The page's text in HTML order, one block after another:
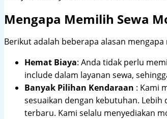
Mengapa Memilih Sewa
Berikut adalah beberapa alasan
Hemat Biaya: Anda tidak perlu
include dalam layanan sewa,
Banyak Pilihan Kendaraan : Kami
sesuaikan dengan kebutuhan.
terbaru. Kami selalu menyediakan